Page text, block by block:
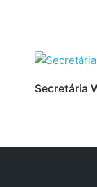
Secretária